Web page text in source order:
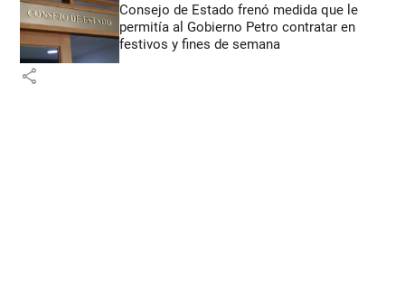
Consejo de Estado frenó medida que le
permitía al Gobierno Petro contratar en
festivos y fines de semana
share